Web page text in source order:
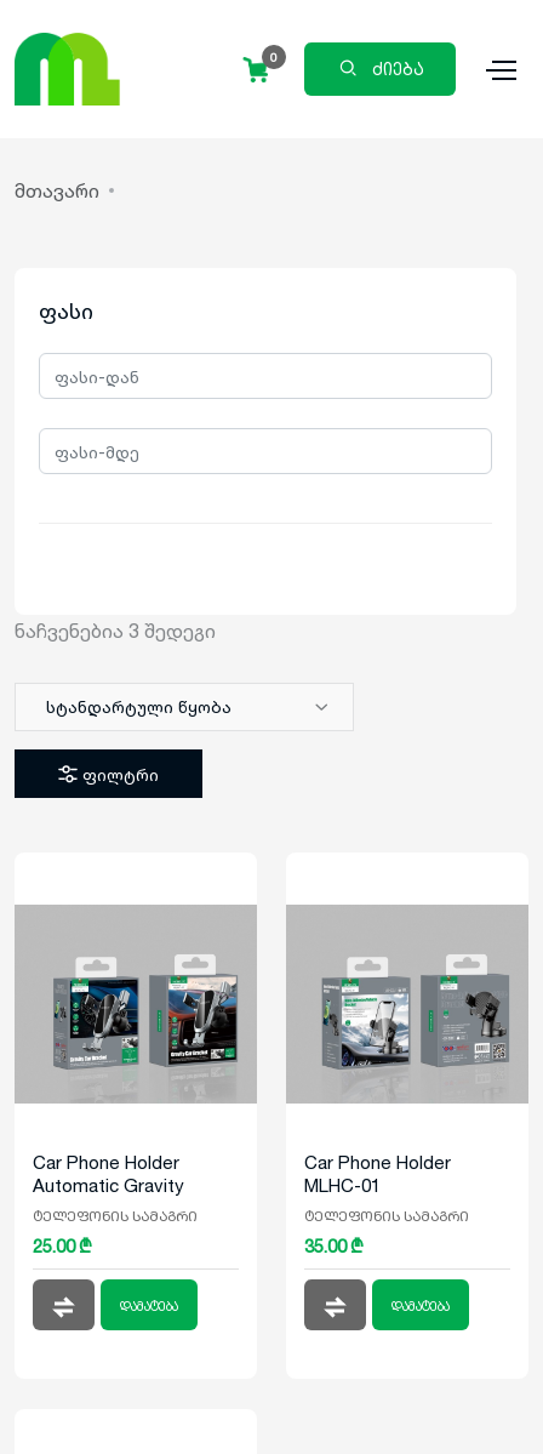
0
ძიება
მთავარი
ფასი
ნაჩვენებია 3 შედეგი
სტანდარტული წყობა
ფილტრი
Car Phone Holder
Automatic Gravity
Sensor MLHC-02
ტელეფონის სამაგრი
25.00 ₾
დამატება
Car Phone Holder
MLHC-01
ტელეფონის სამაგრი
35.00 ₾
დამატება